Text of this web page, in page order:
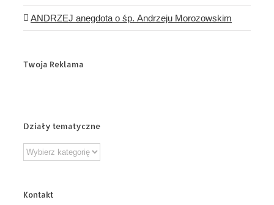
ANDRZEJ anegdota o śp. Andrzeju Morozowskim
Twoja Reklama
Działy tematyczne
Działy
tematyczne
Kontakt